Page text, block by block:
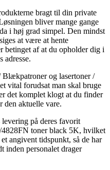
bragt til din private
bliver mange gange
i høj grad simpel. Den mindst
at være at hente
betinget af at du opholder dig i
adresse.
og lasertoner /
vital forudsat man skal bruge
det komplet klogt at du finder
den aktuelle vare.
på deres favorit
toner black 5K, hvilket
angivent tidspunkt, så de har
inden personalet drager